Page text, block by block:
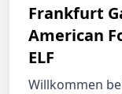
Frankfurt
American
ELF
Willkommen